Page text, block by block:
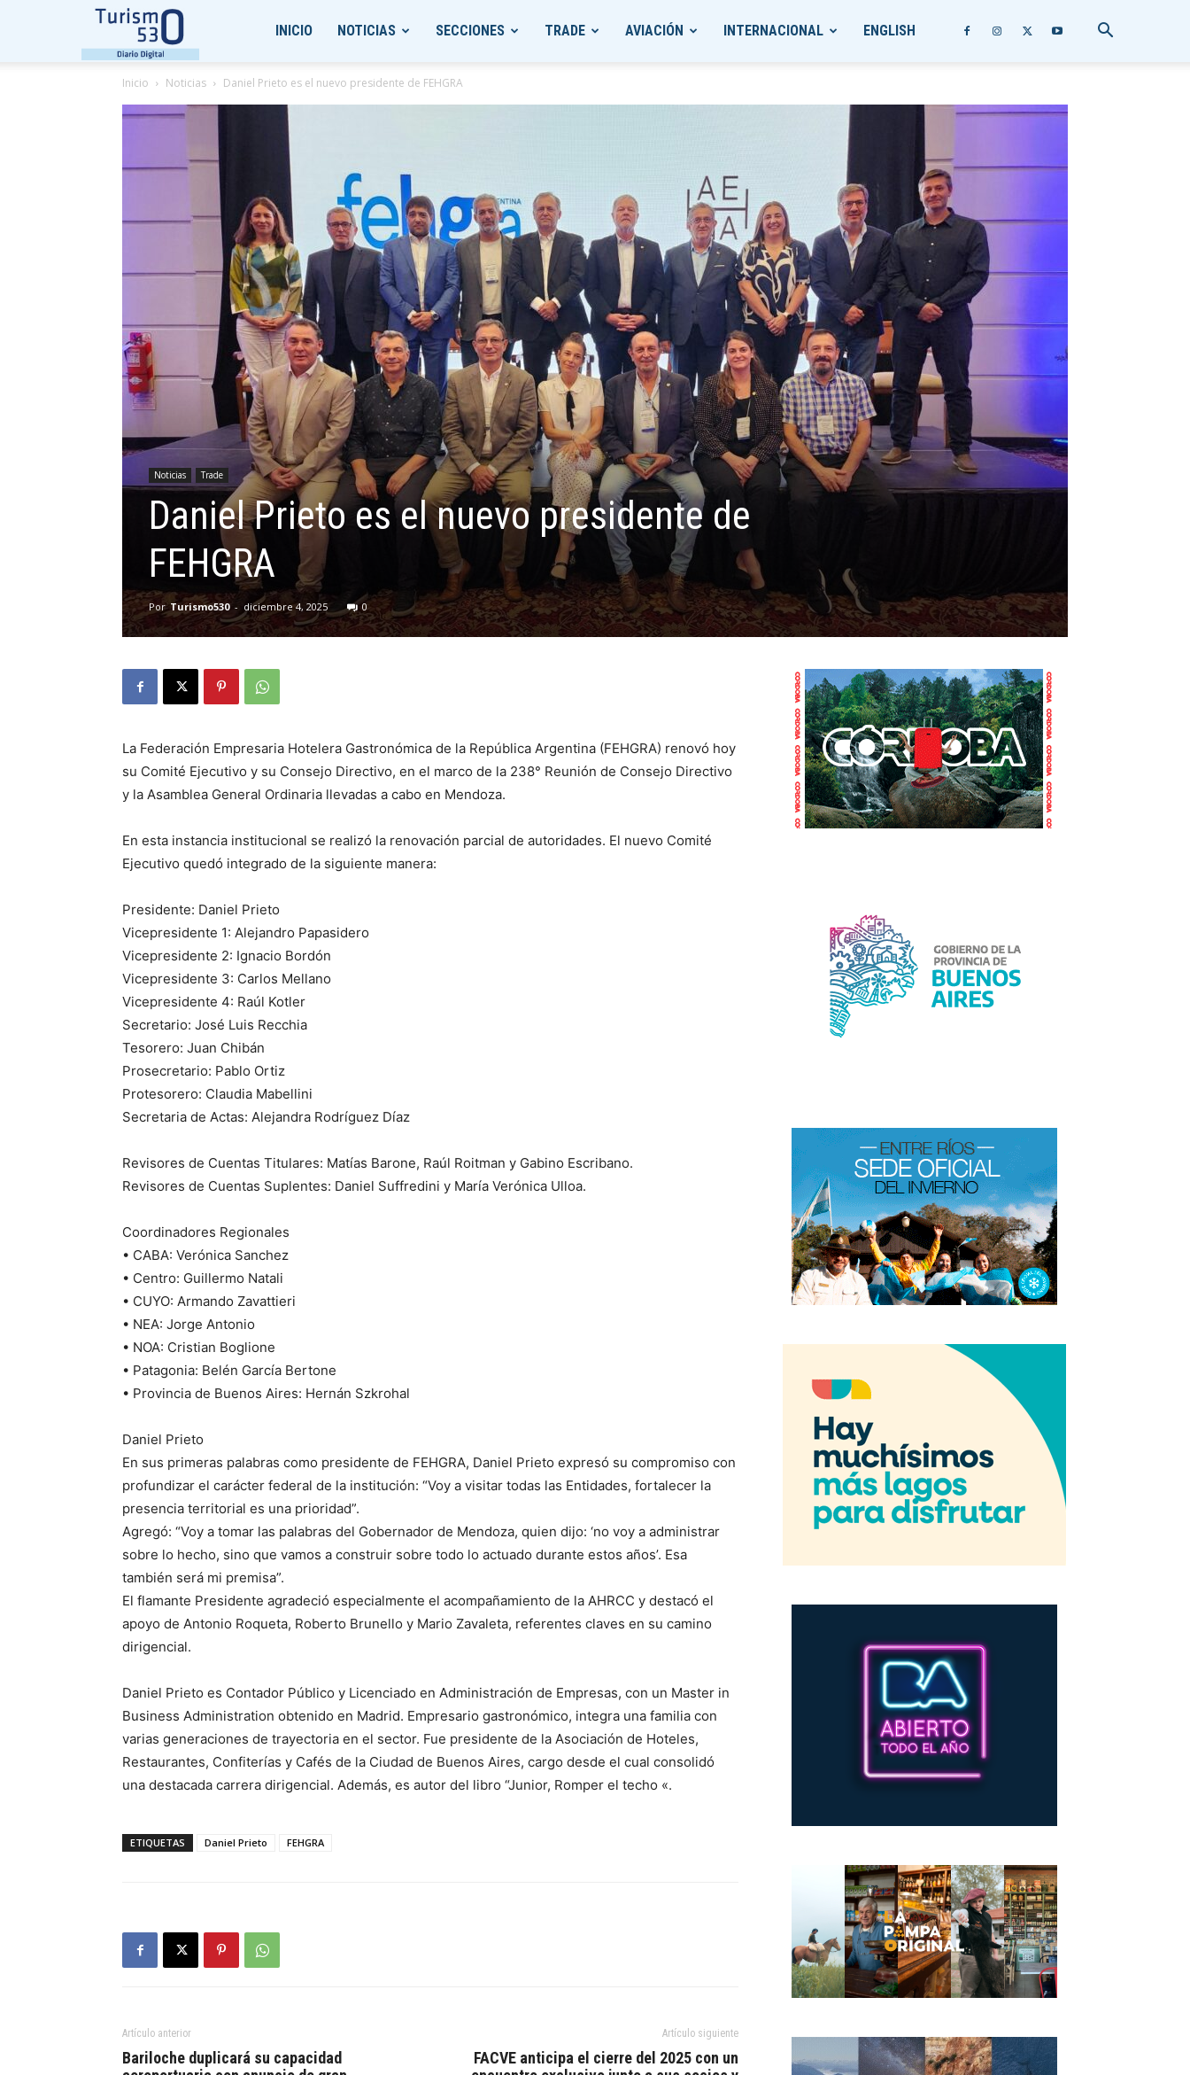
INICIO NOTICIAS SECCIONES TRADE AVIACIÓN INTERNACIONAL ENGLISH
Inicio Noticias Daniel Prieto es el nuevo presidente de FEHGRA
Noticias Trade
Daniel Prieto es el nuevo presidente de
FEHGRA
Por Turismo530 - diciembre 4, 2025 0
La Federación Empresaria Hotelera Gastronómica de la República Argentina (FEHGRA) renovó hoy
su Comité Ejecutivo y su Consejo Directivo, en el marco de la 238° Reunión de Consejo Directivo
y la Asamblea General Ordinaria llevadas a cabo en Mendoza.
En esta instancia institucional se realizó la renovación parcial de autoridades. El nuevo Comité
Ejecutivo quedó integrado de la siguiente manera:
Presidente: Daniel Prieto
Vicepresidente 1: Alejandro Papasidero
Vicepresidente 2: Ignacio Bordón
Vicepresidente 3: Carlos Mellano
Vicepresidente 4: Raúl Kotler
Secretario: José Luis Recchia
Tesorero: Juan Chibán
Prosecretario: Pablo Ortiz
Protesorero: Claudia Mabellini
Secretaria de Actas: Alejandra Rodríguez Díaz
Revisores de Cuentas Titulares: Matías Barone, Raúl Roitman y Gabino Escribano.
Revisores de Cuentas Suplentes: Daniel Suffredini y María Verónica Ulloa.
Coordinadores Regionales
• CABA: Verónica Sanchez
• Centro: Guillermo Natali
• CUYO: Armando Zavattieri
• NEA: Jorge Antonio
• NOA: Cristian Boglione
• Patagonia: Belén García Bertone
• Provincia de Buenos Aires: Hernán Szkrohal
Daniel Prieto
En sus primeras palabras como presidente de FEHGRA, Daniel Prieto expresó su compromiso con
profundizar el carácter federal de la institución: “Voy a visitar todas las Entidades, fortalecer la
presencia territorial es una prioridad”.
Agregó: “Voy a tomar las palabras del Gobernador de Mendoza, quien dijo: ‘no voy a administrar
sobre lo hecho, sino que vamos a construir sobre todo lo actuado durante estos años’. Esa
también será mi premisa”.
El flamante Presidente agradeció especialmente el acompañamiento de la AHRCC y destacó el
apoyo de Antonio Roqueta, Roberto Brunello y Mario Zavaleta, referentes claves en su camino
dirigencial.
Daniel Prieto es Contador Público y Licenciado en Administración de Empresas, con un Master in
Business Administration obtenido en Madrid. Empresario gastronómico, integra una familia con
varias generaciones de trayectoria en el sector. Fue presidente de la Asociación de Hoteles,
Restaurantes, Confiterías y Cafés de la Ciudad de Buenos Aires, cargo desde el cual consolidó
una destacada carrera dirigencial. Además, es autor del libro “Junior, Romper el techo «.
ETIQUETAS Daniel Prieto FEHGRA
Artículo anterior
Bariloche duplicará su capacidad
Artículo siguiente
FACVE anticipa el cierre del 2025 con un